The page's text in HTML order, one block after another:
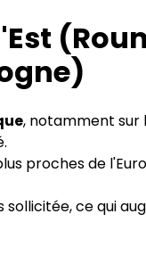
, notamment sur
proches de
sollicitée, ce qui